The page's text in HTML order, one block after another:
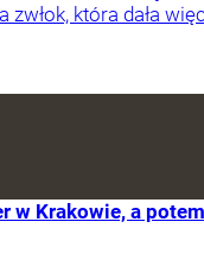
zwłok, która dała
w Krakowie, a